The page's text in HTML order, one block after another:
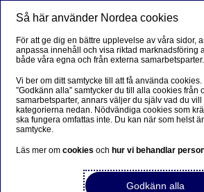
Byggnadskreditiv
Byggnadskreditiv, även kallad
bygglån, är en tillfällig
använder under tiden du bygger nytt
Så här använder Nordea cookies
För att ge dig en bättre upplevelse av våra sidor,
anpassa innehåll och visa riktad marknadsföring
både våra egna och från externa samarbetsparter.
Vi ber om ditt samtycke till att få använda
”Godkänn alla” samtycker du till alla cookies från
samarbetsparter, annars väljer du själv vad du
kategorierna nedan. Nödvändiga cookies som
ska fungera omfattas inte. Du kan när som helst
samtycke.
Läs mer omcookiesoch hur vi behandlar
Godkänn alla